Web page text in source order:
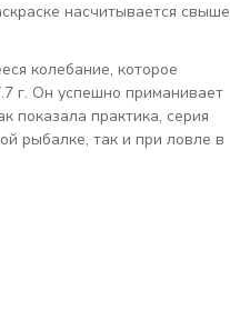
насчитывается свыше
колебание, которое
г. Он успешно приманивает
показала практика, серия
рыбалке, так и при ловле в